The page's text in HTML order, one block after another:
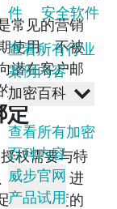
件
安全软件
查看所有行业
案例内容
加密百科
查看所有加密
百科内容
威步官网
产品试用
常见的营销
使用、不被
潜在客户邮
难题。
定
权需要与特
芯片等）进
这种深度的